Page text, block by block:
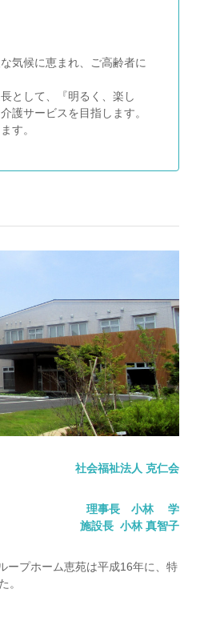
気候に恵まれ、ご高齢者に
として、『明るく、楽し
護サービスを目指します。
す。
社会福祉法人 克仁会
理事長 小林 学
施設長 小林 真智子
ープホーム恵苑は平成16年に、特
。